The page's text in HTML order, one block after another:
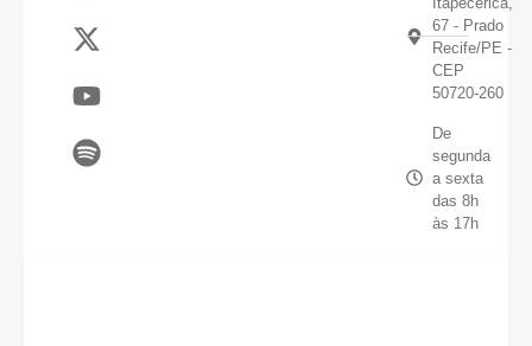
67 - Prado
Recife/PE -
CEP
50720-260
De
segunda
a sexta
das 8h
às 17h